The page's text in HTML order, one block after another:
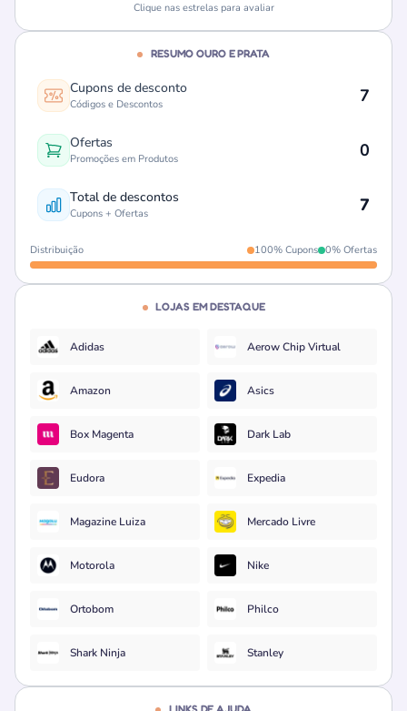
Clique nas estrelas para avaliar
RESUMO OURO E PRATA
Cupons de desconto
Códigos e Descontos 7
Ofertas
Promoções em Produtos 0
Total de descontos
Cupons + Ofertas 7
Distribuição 100% Cupons 0% Ofertas
LOJAS EM DESTAQUE
Adidas Aerow Chip Virtual
Amazon Asics
Box Magenta Dark Lab
Eudora Expedia
Magazine Luiza Mercado Livre
Motorola Nike
Ortobom Philco
Shark Ninja Stanley